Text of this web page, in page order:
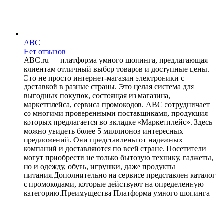
ABC
Нет отзывов
ABC.ru — платформа умного шопинга, предлагающая
клиентам отличный выбор товаров и доступные цены.
Это не просто интернет-магазин электроники с
доставкой в разные страны. Это целая система для
выгодных покупок, состоящая из магазина,
маркетплейса, сервиса промокодов. ABC сотрудничает
со многими проверенными поставщиками, продукция
которых предлагается во вкладке «Маркетплейс». Здесь
можно увидеть более 5 миллионов интересных
предложений. Они представлены от надежных
компаний и доставляются по всей стране. Посетители
могут приобрести не только бытовую технику, гаджеты,
но и одежду, обувь, игрушки, даже продукты
питания.Дополнительно на сервисе представлен каталог
с промокодами, которые действуют на определенную
категорию.Преимущества Платформа умного шопинга